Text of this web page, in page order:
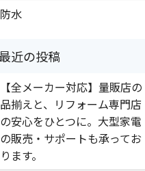
防水
【全メーカー対応】量販店の
品揃えと、リフォーム専門店
の安心をひとつに。大型家電
の販売・サポートも承ってお
ります。